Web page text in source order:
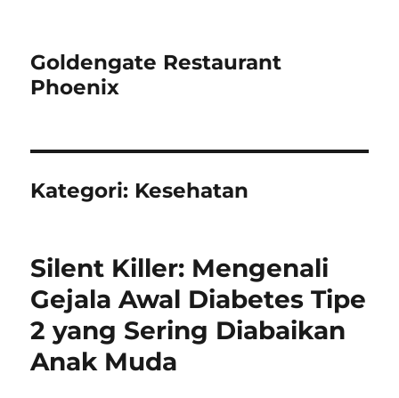
Goldengate Restaurant
Phoenix
Kategori: Kesehatan
Silent Killer: Mengenali
Gejala Awal Diabetes Tipe
2 yang Sering Diabaikan
Anak Muda